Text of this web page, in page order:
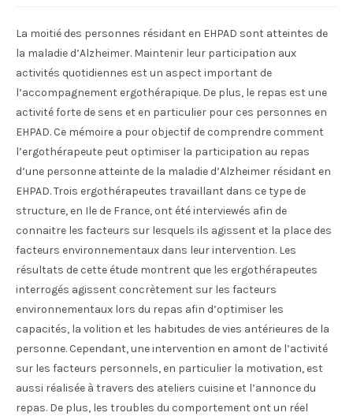
La moitié des personnes résidant en EHPAD sont atteintes de
la maladie d’Alzheimer. Maintenir leur participation aux
activités quotidiennes est un aspect important de
l’accompagnement ergothérapique. De plus, le repas est une
activité forte de sens et en particulier pour ces personnes en
EHPAD. Ce mémoire a pour objectif de comprendre comment
l’ergothérapeute peut optimiser la participation au repas
d’une personne atteinte de la maladie d’Alzheimer résidant en
EHPAD. Trois ergothérapeutes travaillant dans ce type de
structure, en Ile de France, ont été interviewés afin de
connaitre les facteurs sur lesquels ils agissent et la place des
facteurs environnementaux dans leur intervention. Les
résultats de cette étude montrent que les ergothérapeutes
interrogés agissent concrètement sur les facteurs
environnementaux lors du repas afin d’optimiser les
capacités, la volition et les habitudes de vies antérieures de la
personne. Cependant, une intervention en amont de l’activité
sur les facteurs personnels, en particulier la motivation, est
aussi réalisée à travers des ateliers cuisine et l’annonce du
repas. De plus, les troubles du comportement ont un réel